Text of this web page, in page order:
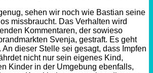
sehen wir noch wie Bastian seine
missbraucht. Das Verhalten wird
Kommentaren, der sowieso
Svenja, gestraft. Es geht
An dieser Stelle sei gesagt, dass Impfen
nicht nur sein eigenes Kind,
Kinder in der Umgebung ebenfalls,